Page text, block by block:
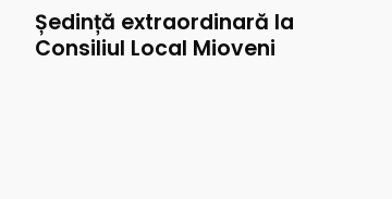
Ședință extraordinară la
Consiliul Local Mioveni